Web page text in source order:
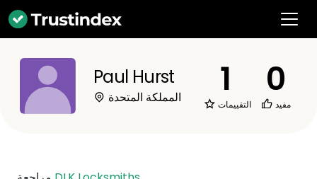
Paul Hurst
المملكة المتحدة 1
التقييمات
0
مفيد